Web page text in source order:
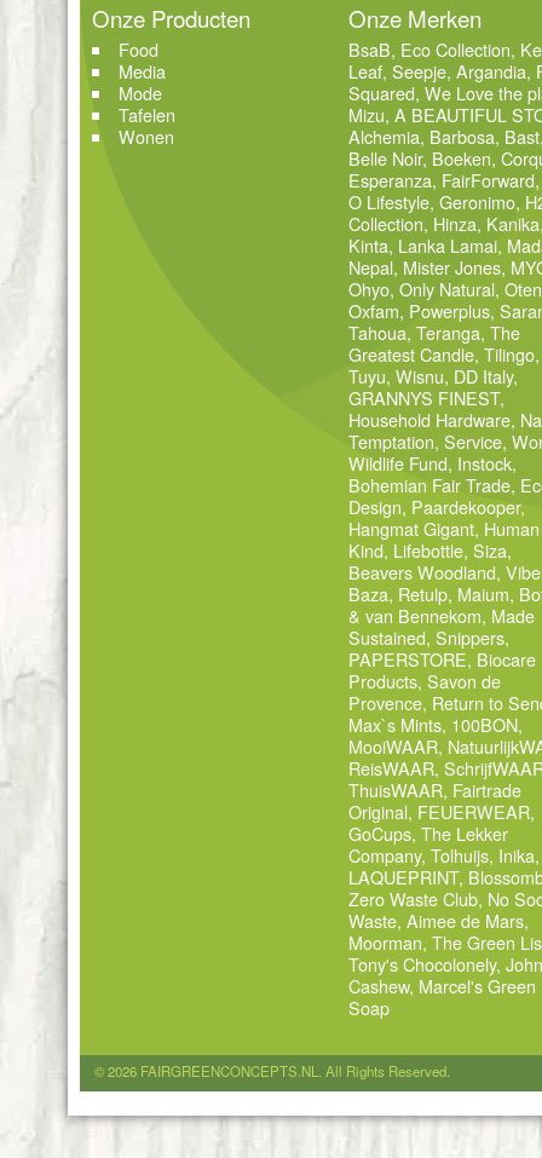
Onze Producten
Food
Media
Mode
Tafelen
Wonen
Onze Merken
BsaB, Eco Collection,
Leaf,Seepje,Argandia,
Squared,We Love the
Mizu,A BEAUTIFUL
Alchemia, Barbosa, Bast
Belle Noir, Boeken,
Esperanza, FairForward
O Lifestyle,Geronimo,
Collection, Hinza, Kanika
Kinta, Lanka Lamai,
Nepal, Mister Jones,
Ohyo,Only Natural,
Oxfam, Powerplus,
Tahoua,Teranga,The
Greatest Candle,Tilingo,
Tuyu,Wisnu, DD Italy,
GRANNYS FINEST,
Household Hardware,
Temptation,Service,
Wildlife Fund, Instock,
Bohemian Fair Trade,
Design, Paardekooper,
Hangmat Gigant,
Kind, Lifebottle,Siza,
Beavers Woodland,
Baza, Retulp, Maium,
& van Bennekom, Made
Sustained,Snippers,
PAPERSTORE, Biocare
Products,Savon de
Provence, Return to
Max`s Mints, 100BON,
MooiWAAR,
ReisWAAR,
ThuisWAAR, Fairtrade
Original, FEUERWEAR,
GoCups,The Lekker
Company,Tolhuijs, Inika,
LAQUEPRINT,
Zero Waste Club, No
Waste,Aimee de Mars,
Moorman,The Green
Tony's Chocolonely,
Cashew, Marcel's Green
Soap
© 2026 FAIRGREENCONCEPTS.NL. All Rights Reserved.